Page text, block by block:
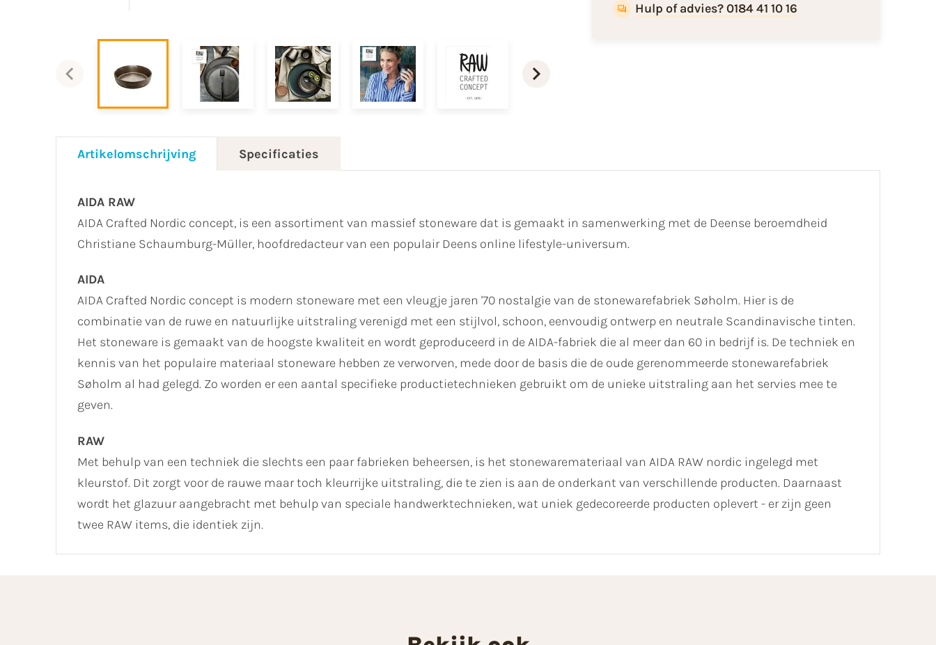
Hulp of advies? 0184 41 10 16
Artikelomschrijving Specificaties
AIDA RAW
AIDA Crafted Nordic concept, is een assortiment van massief stoneware dat is gemaakt in samenwerking met de Deense beroemdheid
Christiane Schaumburg-Müller, hoofdredacteur van een populair Deens online lifestyle-universum.
AIDA
AIDA Crafted Nordic concept is modern stoneware met een vleugje jaren '70 nostalgie van de stonewarefabriek Søholm. Hier is de
combinatie van de ruwe en natuurlijke uitstraling verenigd met een stijlvol, schoon, eenvoudig ontwerp en neutrale Scandinavische tinten.
Het stoneware is gemaakt van de hoogste kwaliteit en wordt geproduceerd in de AIDA-fabriek die al meer dan 60 in bedrijf is. De techniek en
kennis van het populaire materiaal stoneware hebben ze verworven, mede door de basis die de oude gerenommeerde stonewarefabriek
Søholm al had gelegd. Zo worden er een aantal specifieke productietechnieken gebruikt om de unieke uitstraling aan het servies mee te
geven.
RAW
Met behulp van een techniek die slechts een paar fabrieken beheersen, is het stonewaremateriaal van AIDA RAW nordic ingelegd met
kleurstof. Dit zorgt voor de rauwe maar toch kleurrijke uitstraling, die te zien is aan de onderkant van verschillende producten. Daarnaast
wordt het glazuur aangebracht met behulp van speciale handwerktechnieken, wat uniek gedecoreerde producten oplevert - er zijn geen
twee RAW items, die identiek zijn.